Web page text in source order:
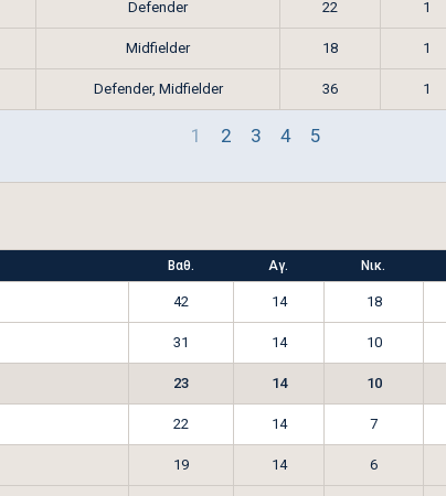
Defender 22 1
Midfielder 18 1
Defender, Midfielder 36 1
1 2 3 4 5
Βαθ. Αγ. Νικ.
42 14 18
31 14 10
23 14 10
22 14 7
19 14 6